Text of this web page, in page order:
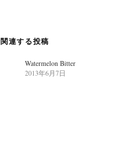
関連する投稿
Watermelon Bitter
2013年6月7日